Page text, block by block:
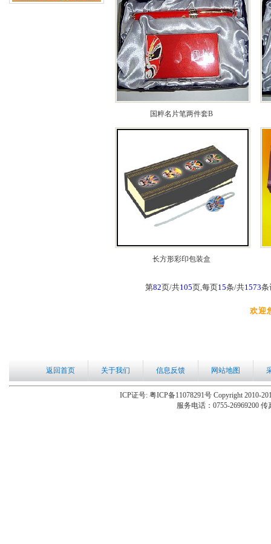
国粹名片笔两件套B
长方形彩印包装盒
第82页/共105页,每页15条/共1573条
欢迎
返回首页 关于我们 信息反馈 网站地图
ICP证号: 粤ICP备11078291号 Copyright 2010-
服务电话：0755-26969200 传